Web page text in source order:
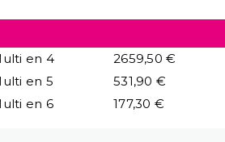
en 4
2659,50 €
en 5
531,90 €
en 6 177,30 €